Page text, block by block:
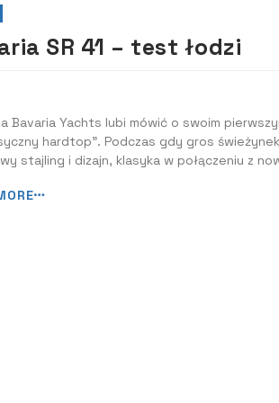
SR 41 – test łodzi
Bavaria Yachts lubi mówić o swoim
hardtop”. Podczas gdy gros
stajling i dizajn, klasyka w połączeniu z
kolejnej odsłony SR – mniejszej siostry